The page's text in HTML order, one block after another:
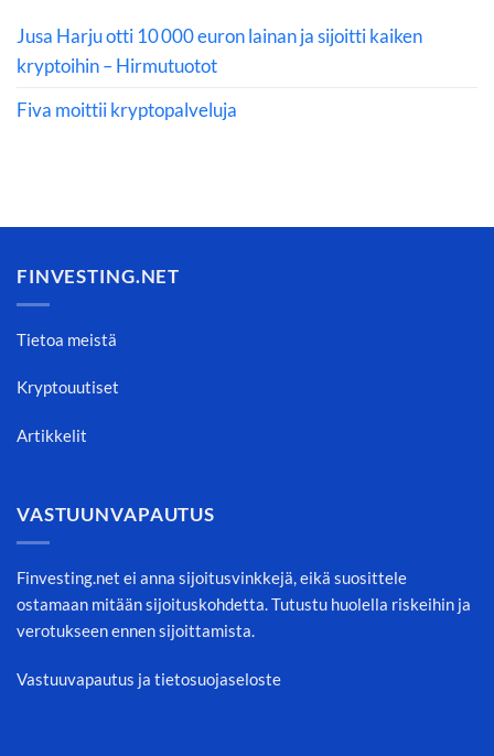
Jusa Harju otti 10 000 euron lainan ja sijoitti kaiken
kryptoihin – Hirmutuotot
Fiva moittii kryptopalveluja
FINVESTING.NET
Tietoa meistä
Kryptouutiset
Artikkelit
VASTUUNVAPAUTUS
Finvesting.net ei anna sijoitusvinkkejä, eikä suosittele
ostamaan mitään sijoituskohdetta. Tutustu huolella riskeihin ja
verotukseen ennen sijoittamista.
Vastuuvapautus ja tietosuojaseloste